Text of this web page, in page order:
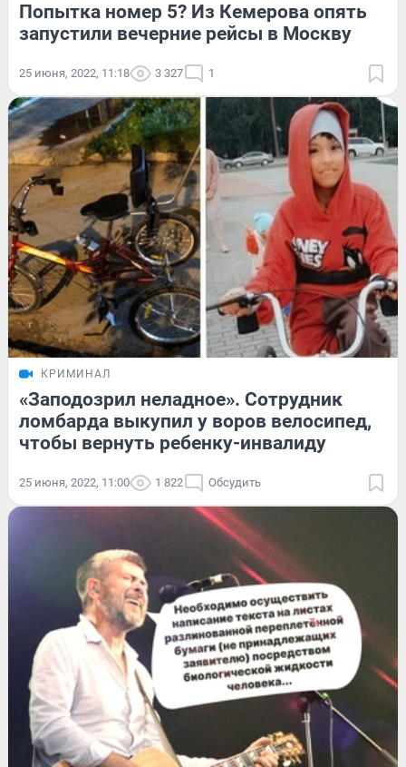
Попытка номер 5? Из Кемерова опять
запустили вечерние рейсы в Москву
25 июня, 2022, 11:18 3 327 1
КРИМИНАЛ
«Заподозрил неладное». Сотрудник
ломбарда выкупил у воров велосипед,
чтобы вернуть ребенку-инвалиду
25 июня, 2022, 11:00 1 822 Обсудить